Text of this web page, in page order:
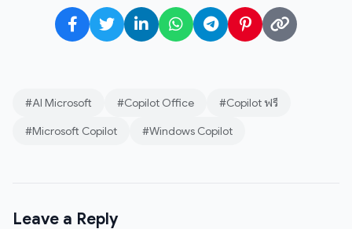
#AI Microsoft #Copilot Office
#Copilot ฟรี
#Microsoft Copilot
#Windows Copilot
Leave a Reply